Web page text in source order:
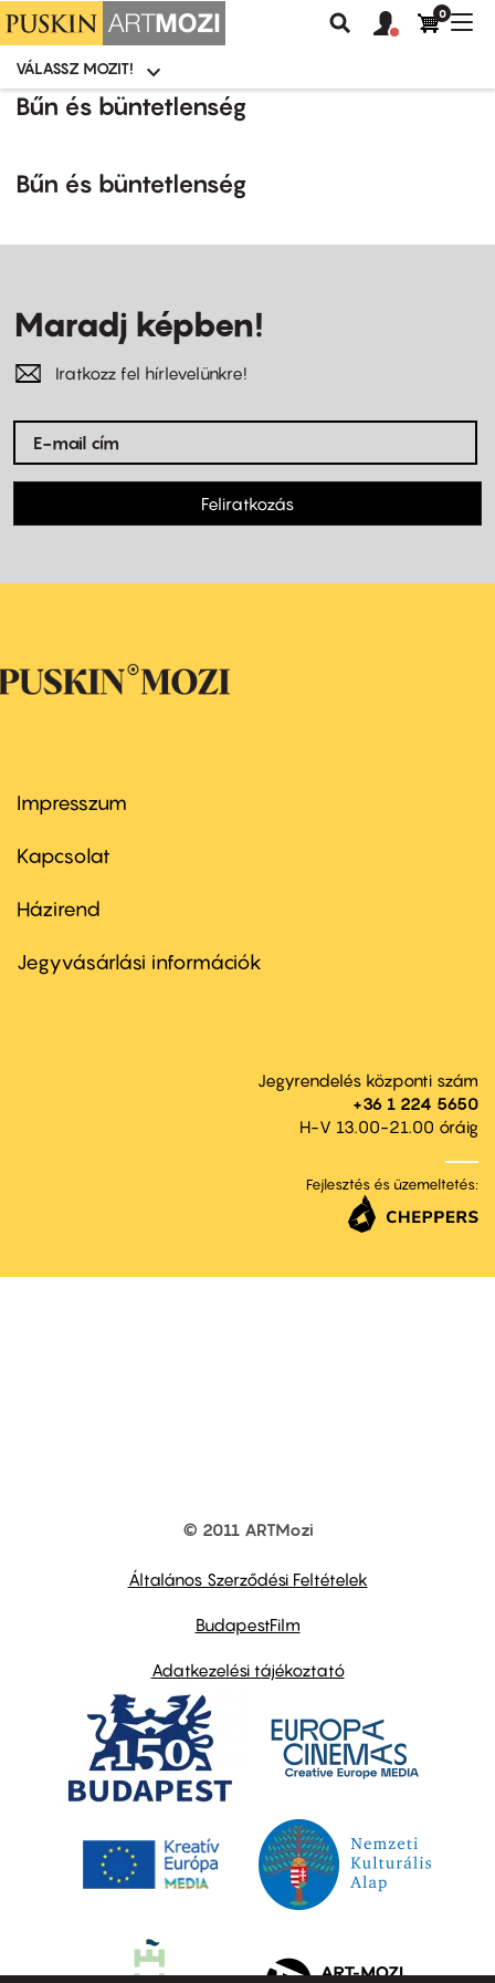
Ugrás
Moziválasztó
menü
VÁLASSZ MOZIT!
Keresés
Felhasználói
fiók
0
Bűn és büntetlenség
Bűn és büntetlenség
Maradj képben!
Iratkozz fel hírlevelünkre!
Feliratkozás
Footer
first
Impresszum
Kapcsolat
Footer
second
Házirend
Jegyvásárlási információk
Jegyrendelés központi szám
+36 1 224 5650
H-V 13.00-21.00 óráig
Fejlesztés és üzemeltetés:
© 2011 ARTMozi
Általános Szerződési Feltételek
BudapestFilm
Adatkezelési tájékoztató